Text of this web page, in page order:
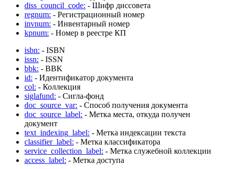
diss_council_code: - Шифр диссовета
regnum: - Регистрационный номер
invnum: - Инвентарный номер
kpnum: - Номер в реестре КП
isbn: - ISBN
issn: - ISSN
bbk: - BBK
id: - Идентификатор документа
col: - Коллекция
siglafund: - Сигла-фонд
doc_source_var: - Способ получения документа
doc_source_label: - Метка места, откуда получен
документ
text_indexing_label: - Метка индексации текста
classifier_label: - Метка классификатора
service_collection_label: - Метка служебной коллекции
access_label: - Метка доступа